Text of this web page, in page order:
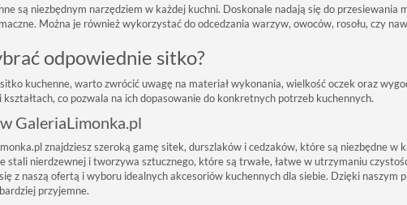
są niezbędnym narzędziem w każdej kuchni. Doskonale nadają się do przesiewania
Można je również wykorzystać do odcedzania warzyw, owoców, rosołu, czy
odpowiednie sitko?
kuchenne, warto zwrócić uwagę na materiał wykonania, wielkość oczek oraz
kształtach, co pozwala na ich dopasowanie do konkretnych potrzeb kuchennych.
GaleriaLimonka.pl
znajdziesz szeroką gamę sitek, durszlaków i cedzaków, które są niezbędne
stali nierdzewnej i tworzywa sztucznego, które są trwałe, łatwe w utrzymaniu
z naszą ofertą i wyboru idealnych akcesoriów kuchennych dla siebie. Dzięki naszym
przyjemne.